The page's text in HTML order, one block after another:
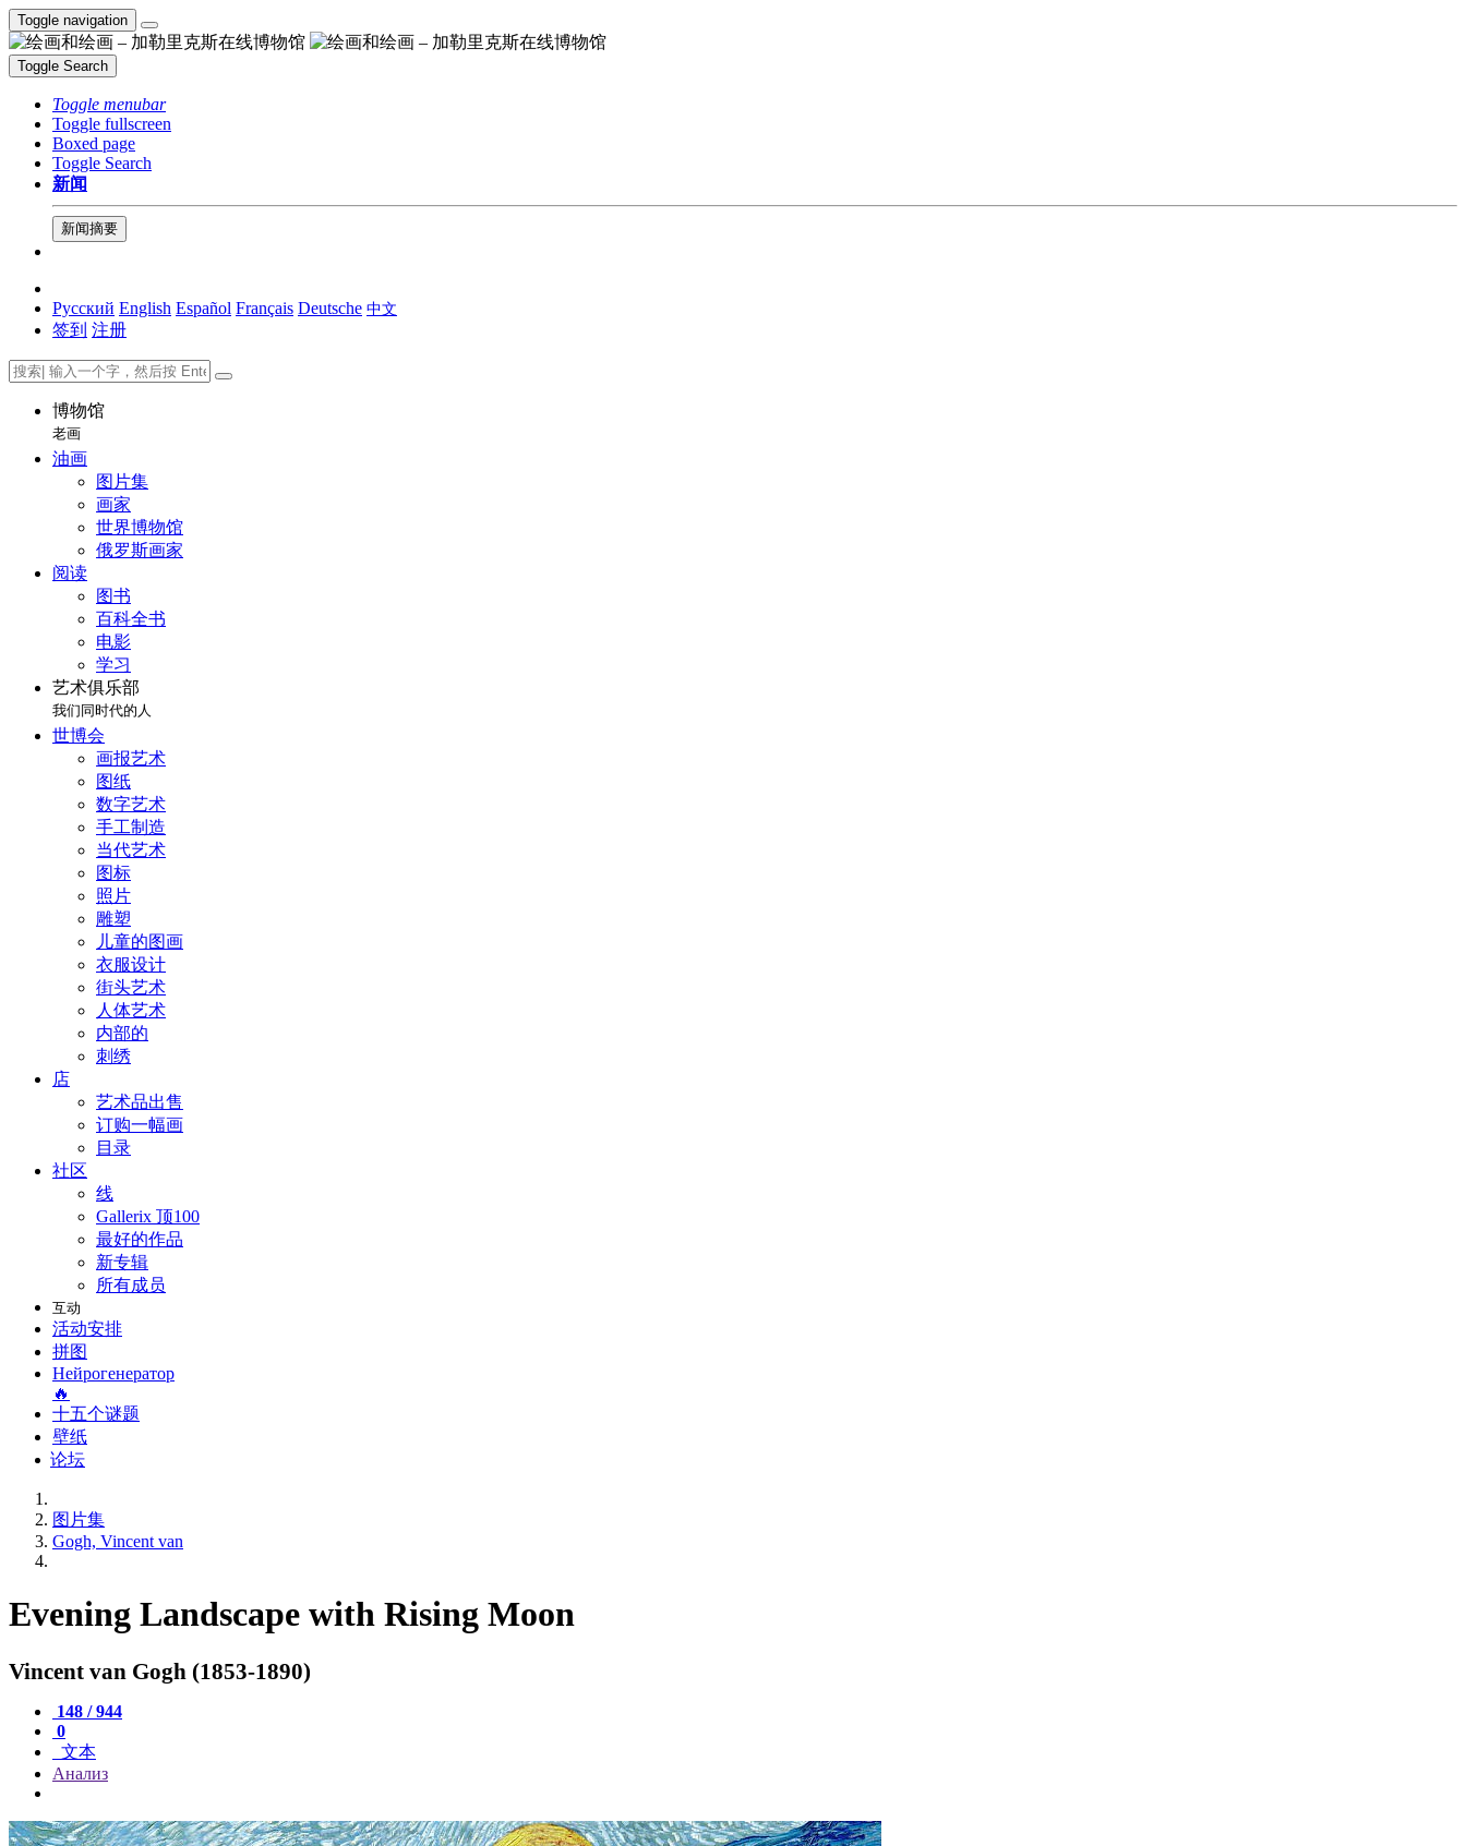
Toggle navigation
Toggle Search
Toggle menubar
Toggle fullscreen
Boxed page
Toggle Search
新闻
新闻摘要
Русский English Español Français Deutsche 中文
签到 注册
博物馆
老画
油画
图片集
画家
世界博物馆
俄罗斯画家
阅读
图书
百科全书
电影
学习
艺术俱乐部
我们同时代的人
世博会
画报艺术
图纸
数字艺术
手工制造
当代艺术
图标
照片
雕塑
儿童的图画
衣服设计
街头艺术
人体艺术
内部的
刺绣
店
艺术品出售
订购一幅画
目录
社区
线
Gallerix 顶100
最好的作品
新专辑
所有成员
互动
活动安排
拼图
Нейрогенератор
🔥
十五个谜题
壁纸
论坛
图片集
Gogh, Vincent van
Evening Landscape with Rising Moon
Vincent van Gogh (1853-1890)
148 / 944
0
文本
Анализ